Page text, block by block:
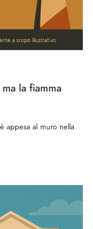
la fiamma
appesa al muro nella